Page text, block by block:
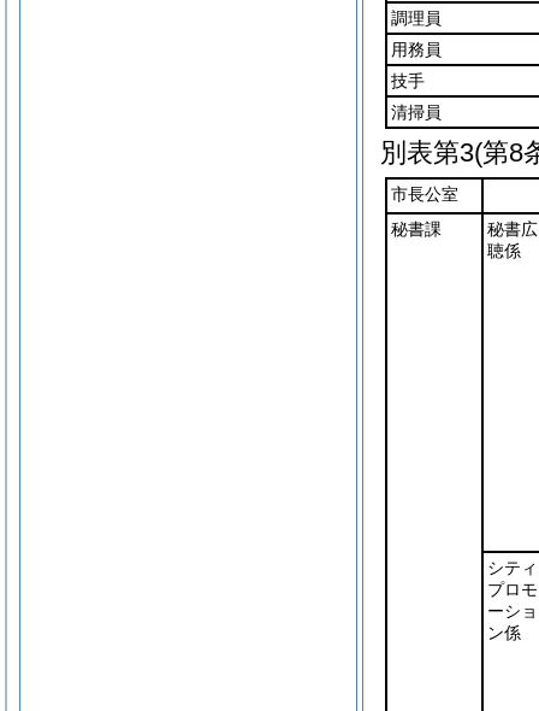
調理員
用務員
技手
清掃員
別表第3(第8
市長公室
秘書課
秘書広
聴係
シティ
プロモ
ーショ
ン係